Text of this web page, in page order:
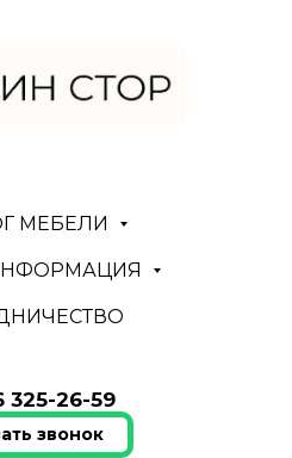
МЕБЕЛИ
325-26-59
звонок